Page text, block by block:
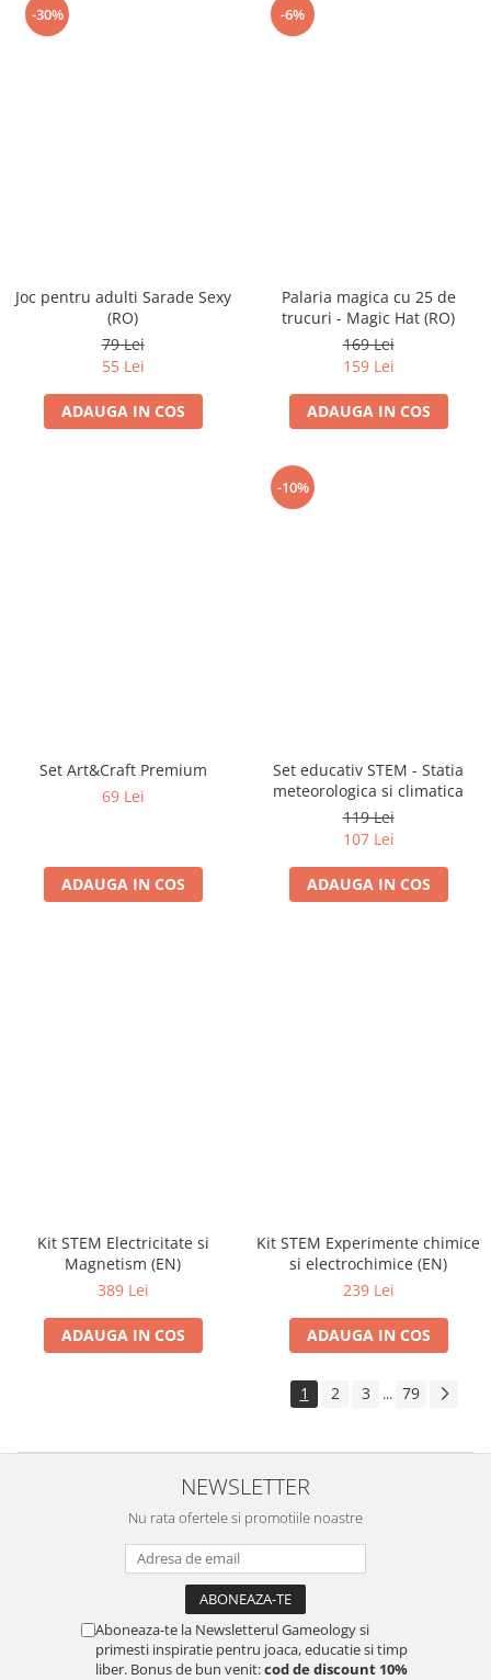
-30%
Joc pentru adulti Sarade Sexy
(RO)
79 Lei
55 Lei
ADAUGA IN COS
-6%
Palaria magica cu 25 de
trucuri - Magic Hat (RO)
169 Lei
159 Lei
ADAUGA IN COS
Set Art&Craft Premium
69 Lei
ADAUGA IN COS
-10%
Set educativ STEM - Statia
meteorologica si climatica
119 Lei
107 Lei
ADAUGA IN COS
Kit STEM Electricitate si
Magnetism (EN)
389 Lei
ADAUGA IN COS
Kit STEM Experimente chimice
si electrochimice (EN)
239 Lei
ADAUGA IN COS
1 2 3 ... 79
NEWSLETTER
Nu rata ofertele si promotiile noastre
Aboneaza-te la Newsletterul Gameology si
primesti inspiratie pentru joaca, educatie si timp
liber. Bonus de bun venit:cod de discount 10%